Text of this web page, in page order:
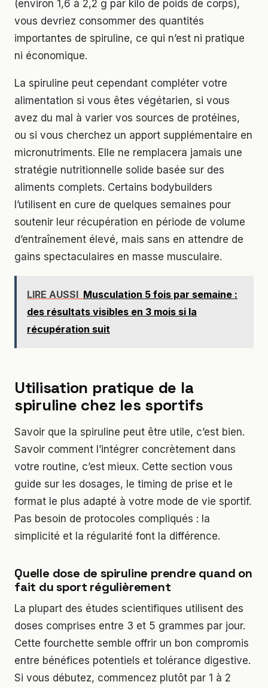
(environ 1,6 à 2,2 g par kilo de poids de corps),
vous devriez consommer des quantités
importantes de spiruline, ce qui n’est ni pratique
ni économique.
La spiruline peut cependant compléter votre
alimentation si vous êtes végétarien, si vous
avez du mal à varier vos sources de protéines,
ou si vous cherchez un apport supplémentaire en
micronutriments. Elle ne remplacera jamais une
stratégie nutritionnelle solide basée sur des
aliments complets. Certains bodybuilders
l’utilisent en cure de quelques semaines pour
soutenir leur récupération en période de volume
d’entraînement élevé, mais sans en attendre de
gains spectaculaires en masse musculaire.
LIRE AUSSI Musculation 5 fois par semaine :
des résultats visibles en 3 mois si la
récupération suit
Utilisation pratique de la
spiruline chez les sportifs
Savoir que la spiruline peut être utile, c’est bien.
Savoir comment l’intégrer concrètement dans
votre routine, c’est mieux. Cette section vous
guide sur les dosages, le timing de prise et le
format le plus adapté à votre mode de vie sportif.
Pas besoin de protocoles compliqués : la
simplicité et la régularité font la différence.
Quelle dose de spiruline prendre quand on
fait du sport régulièrement
La plupart des études scientifiques utilisent des
doses comprises entre 3 et 5 grammes par jour.
Cette fourchette semble offrir un bon compromis
entre bénéfices potentiels et tolérance digestive.
Si vous débutez, commencez plutôt par 1 à 2